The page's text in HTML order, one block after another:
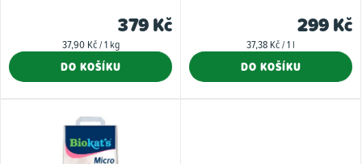
t
ů
je
5,0
379 Kč
Měrná
37,90 Kč / 1 kg
DO KOŠÍKU
je
5,0
299 Kč
Měrná
37,38 Kč / 1 l
DO KOŠÍKU